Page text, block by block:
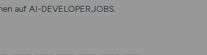
auf AI-DEVELOPER.JOBS.